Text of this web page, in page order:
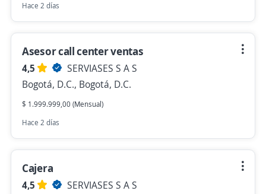
Hace 2 días
Asesor call center ventas
4,5
SERVIASES S A S
Bogotá, D.C., Bogotá, D.C.
$ 1.999.999,00 (Mensual)
Hace 2 días
Cajera
4,5
SERVIASES S A S